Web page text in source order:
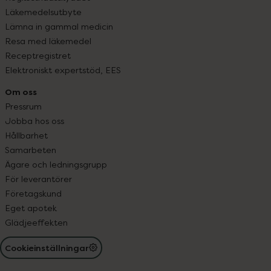
Läkemedelsutbyte
Lämna in gammal medicin
Resa med läkemedel
Receptregistret
Elektroniskt expertstöd, EES
Om oss
Pressrum
Jobba hos oss
Hållbarhet
Samarbeten
Ägare och ledningsgrupp
För leverantörer
Företagskund
Eget apotek
Glädjeeffekten
Cookieinställningar